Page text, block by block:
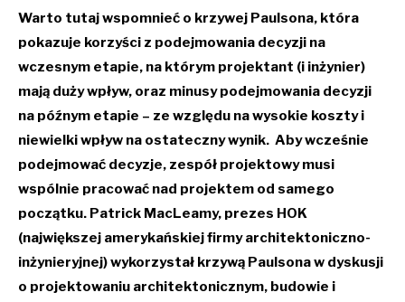
Warto tutaj wspomnieć o krzywej Paulsona, która
pokazuje korzyści z podejmowania decyzji na
wczesnym etapie, na którym projektant (i inżynier)
mają duży wpływ, oraz minusy podejmowania decyzji
na późnym etapie – ze względu na wysokie koszty i
niewielki wpływ na ostateczny wynik. Aby wcześnie
podejmować decyzje, zespół projektowy musi
wspólnie pracować nad projektem od samego
początku. Patrick MacLeamy, prezes HOK
(największej amerykańskiej firmy architektoniczno-
inżynieryjnej) wykorzystał krzywą Paulsona w dyskusji
o projektowaniu architektonicznym, budowie i